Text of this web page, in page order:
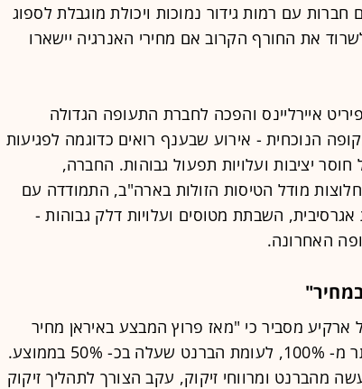
חברות עם רמות גידור נמוכות ויכולת מוגבלת לספוג
את החורף הקרוב אם מחירי האנרגיה יישארו
איירליינס והפכה לחברת התעופה הגדולה
הנוכחית - אירוע שבענף רואים כדוגמה לפגיעות
יציבות ועלויות תפעול גבוהות. החברה,
מודל הטיסות הזולות בארה"ב, התמודדה עם
השבתת מטוסים ועלויות דלק גבוהות -
האחרונה.
מסביר כי "מאז פרוץ המבצע באיראן מחיר
הדלק הסילוני (דס"ל) עלה ביותר מ- 100%, לעומת הברנט שעלה בכ- 50% בממוצע.
מהברנט ומרווחי זיקוק, עקב הצורך לתהליך זיקוק